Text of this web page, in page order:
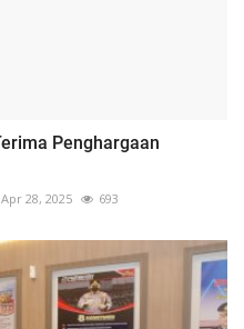
Penghargaan
Apr 28, 2025 693